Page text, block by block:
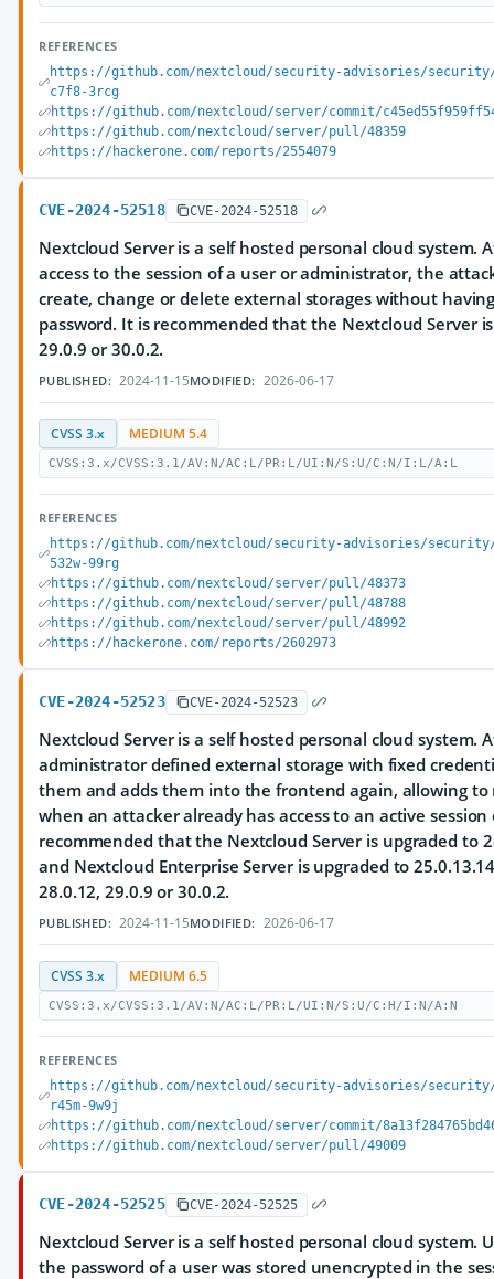
REFERENCES
https://github.com/nextcloud/security-advisories/security/
c7f8-3rcg
https://github.com/nextcloud/server/commit/
https://github.com/nextcloud/server/pull/48359
https://hackerone.com/reports/2554079
CVE-2024-52518 CVE-2024-52518
Nextcloud Server is a self hosted personal cloud system.
access to the session of a user or administrator, the
create, change or delete external storages without
password. It is recommended that the Nextcloud Server
29.0.9 or 30.0.2.
PUBLISHED: 2024-11-15MODIFIED: 2026-06-17
CVSS 3.x MEDIUM 5.4
CVSS:3.x/CVSS:3.1/AV:N/AC:L/PR:L/UI:N/S:U/C:N/I:L/A:L
REFERENCES
https://github.com/nextcloud/security-advisories/security/
532w-99rg
https://github.com/nextcloud/server/pull/48373
https://github.com/nextcloud/server/pull/48788
https://github.com/nextcloud/server/pull/48992
https://hackerone.com/reports/2602973
CVE-2024-52523 CVE-2024-52523
Nextcloud Server is a self hosted personal cloud system.
administrator defined external storage with fixed
them and adds them into the frontend again, allowing
when an attacker already has access to an active session
recommended that the Nextcloud Server is upgraded to
and Nextcloud Enterprise Server is upgraded to
28.0.12, 29.0.9 or 30.0.2.
PUBLISHED: 2024-11-15MODIFIED: 2026-06-17
CVSS 3.x MEDIUM 6.5
CVSS:3.x/CVSS:3.1/AV:N/AC:L/PR:L/UI:N/S:U/C:H/I:N/A:N
REFERENCES
https://github.com/nextcloud/security-advisories/security/
r45m-9w9j
https://github.com/nextcloud/server/commit/
https://github.com/nextcloud/server/pull/49009
CVE-2024-52525 CVE-2024-52525
Nextcloud Server is a self hosted personal cloud system.
the password of a user was stored unencrypted in the